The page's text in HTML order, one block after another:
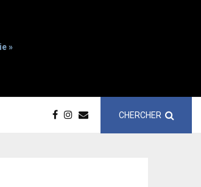
»
CHERCHER